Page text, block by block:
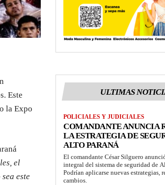
Este
la Expo
el
este
ULTIMAS
POLICIALES Y JUDICIALES
COMANDANTE ANUNCIA
LA ESTRATEGIA DE
ALTO PARANÁ
El comandante César Silguero
integral del sistema de seguridad de
Podrían aplicarse nuevas estrategias,
cambios.